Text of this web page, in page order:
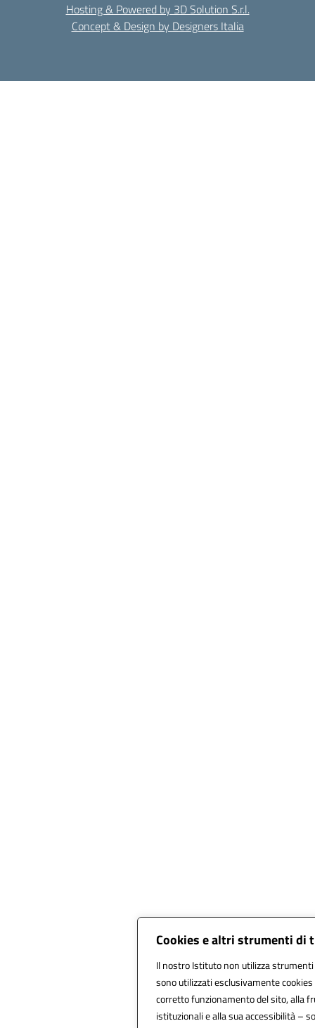
Cookies e altri strumenti di
Il nostro Istituto non utilizza
sono utilizzati esclusivamente
corretto funzionamento del sito, alla
istituzionali e alla sua accessibilità –
Hosting & Powered by 3D Solution S.r.l.
Concept & Design by Designers Italia